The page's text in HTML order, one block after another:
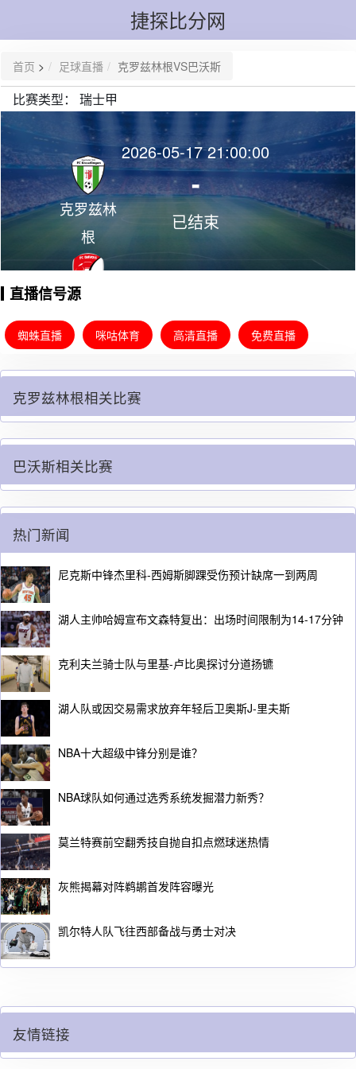
捷探比分网
首页 > 足球直播 克罗兹林根VS巴沃斯
比赛类型： 瑞士甲
克罗兹林
根
2026-05-17 21:00:00
-
已结束
巴沃斯
直播信号源
蜘蛛直播 咪咕体育 高清直播 免费直播
克罗兹林根相关比赛
巴沃斯相关比赛
热门新闻
尼克斯中锋杰里科-西姆斯脚踝受伤预计缺席一到两周
湖人主帅哈姆宣布文森特复出：出场时间限制为14-17分钟
克利夫兰骑士队与里基-卢比奥探讨分道扬镳
湖人队或因交易需求放弃年轻后卫奥斯J-里夫斯
NBA十大超级中锋分别是谁？
NBA球队如何通过选秀系统发掘潜力新秀？
莫兰特赛前空翻秀技自抛自扣点燃球迷热情
灰熊揭幕对阵鹈鹕首发阵容曝光
凯尔特人队飞往西部备战与勇士对决
友情链接